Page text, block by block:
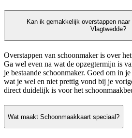
Kan ik gemakkelijk overstappen
Vlagtwedde?
Overstappen van schoonmaker is over
Ga wel even na wat de opzegtermijn is
je bestaande schoonmaker. Goed om in
wat je wel en niet prettig vond bij je
direct duidelijk is voor het
Wat maakt Schoonmaakkaart speciaal?